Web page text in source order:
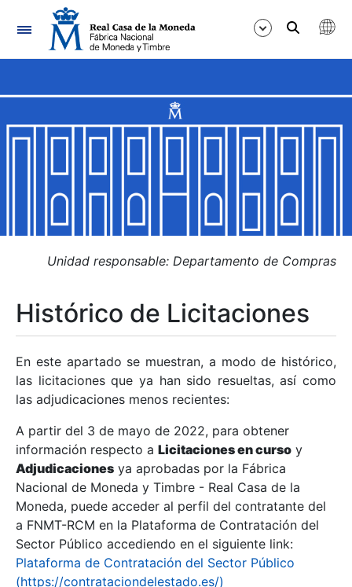
Navegación
Mostrar/Ocultar
Mostrar/Ocultar
Mostrar/Ocultar
Mostrar/Ocultar
Mostrar/Ocultar
Mostrar/Ocultar
Unidad responsable: Departamento de Compras
Histórico de Licitaciones
En este apartado se muestran, a modo de histórico,
las licitaciones que ya han sido resueltas, así como
las adjudicaciones menos recientes:
A partir del 3 de mayo de 2022, para obtener
información respecto a Licitaciones en curso y
Adjudicaciones ya aprobadas por la Fábrica
Nacional de Moneda y Timbre - Real Casa de la
Moneda, puede acceder al perfil del contratante del
a FNMT-RCM en la Plataforma de Contratación del
Sector Público accediendo en el siguiente link:
Plataforma de Contratación del Sector Público
(https://contrataciondelestado.es/)